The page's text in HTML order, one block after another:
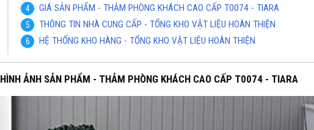
GIÁ SẢN PHẨM - THẢM PHÒNG KHÁCH CAO CẤP T0074 - TIARA
THÔNG TIN NHÀ CUNG CẤP - TỔNG KHO VẬT LIỆU HOÀN THIỆN
HỆ THỐNG KHO HÀNG - TỔNG KHO VẬT LIỆU HOÀN THIỆN
HÌNH ẢNH SẢN PHẨM - THẢM PHÒNG KHÁCH CAO CẤP T0074 - TIARA